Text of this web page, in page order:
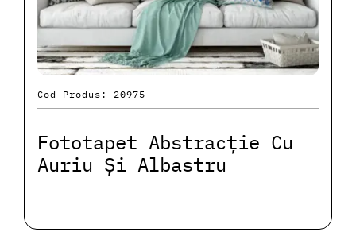
Cod Produs: 20975
Fototapet Abstracție Cu
Auriu Și Albastru